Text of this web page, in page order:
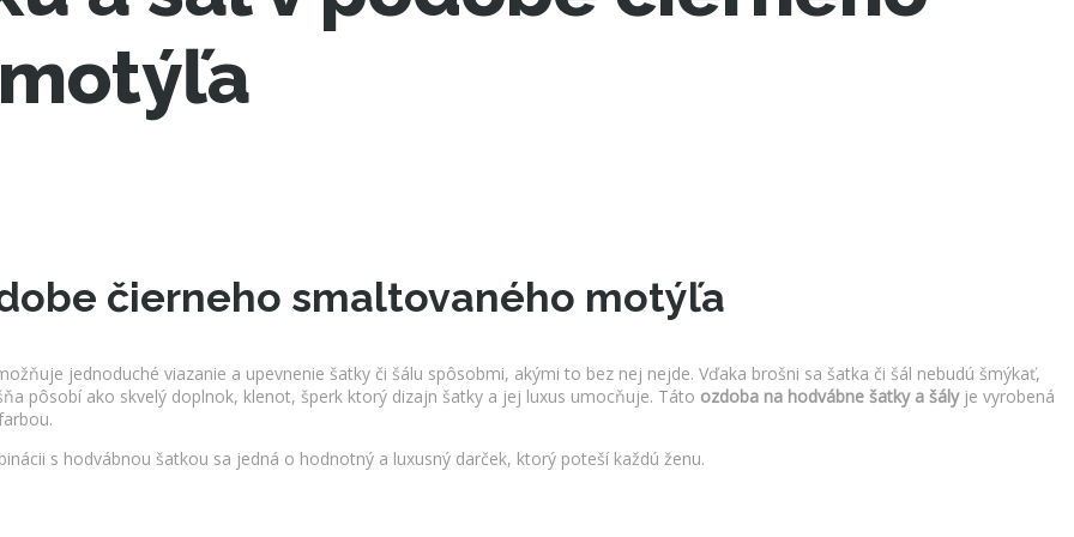
čierneho smaltovaného motýľa
jednoduché viazanie a upevnenie šatky či šálu spôsobmi, akými to bez nej nejde. Vďaka brošni sa šatka či šál nebudú šmýkať,
pôsobí ako skvelý doplnok, klenot, šperk ktorý dizajn šatky a jej luxus umocňuje. Táto ozdoba na hodvábne šatky a šályje vyrobená
s hodvábnou šatkou sa jedná o hodnotný a luxusný darček, ktorý poteší každú ženu.